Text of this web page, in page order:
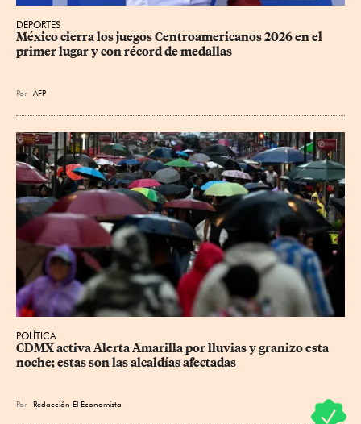
DEPORTES
México cierra los juegos Centroamericanos 2026 en el
primer lugar y con récord de medallas
Por AFP
POLÍTICA
CDMX activa Alerta Amarilla por lluvias y granizo esta
noche; estas son las alcaldías afectadas
Por Redacción El Economista